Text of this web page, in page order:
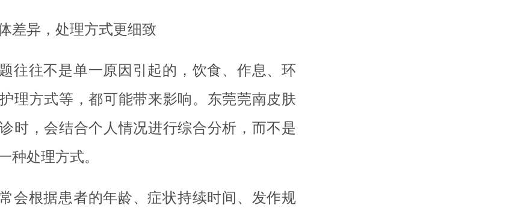
差异，处理方式更细致
往往不是单一原因引起的，饮食、作息、环
理方式等，都可能带来影响。东莞莞南皮肤
时，会结合个人情况进行综合分析，而不是
种处理方式。
会根据患者的年龄、症状持续时间、发作规